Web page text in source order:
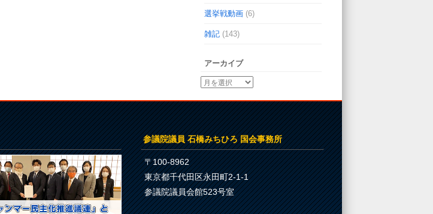
選挙戦動画 (6)
雑記 (143)
アーカイブ
参議院議員 石橋みちひろ 国会事務所
〒100-8962
東京都千代田区永田町2-1-1
参議院議員会館523号室